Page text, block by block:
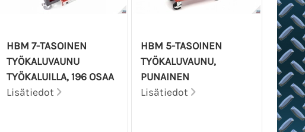
HBM 7-TASOINEN
TYÖKALUVAUNU
TYÖKALUILLA, 196 OSAA
Lisätiedot
HBM 5-TASOINEN
TYÖKALUVAUNU,
PUNAINEN
Lisätiedot